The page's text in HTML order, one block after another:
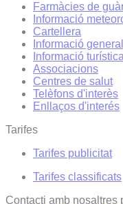
Farmàcies de
Informació
Cartellera
Informació general
Informació turística
Associacions
Centres de salut
Telèfons d'interès
Enllaços d'interés
Tarifes
Tarifes publicitat
Tarifes classificats
Contacti amb nosaltres